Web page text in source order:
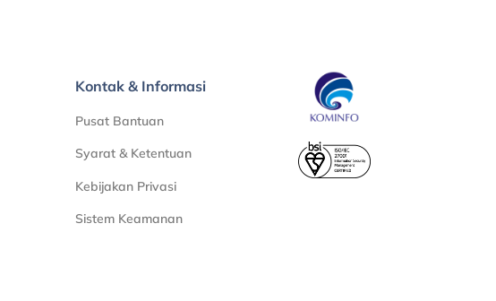
Kontak & Informasi
Pusat Bantuan
Syarat & Ketentuan
Kebijakan Privasi
Sistem Keamanan